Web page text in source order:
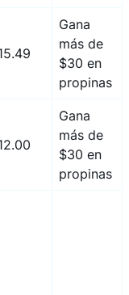
Gana
más de
$30 en
propinas
Gana
más de
$30 en
propinas